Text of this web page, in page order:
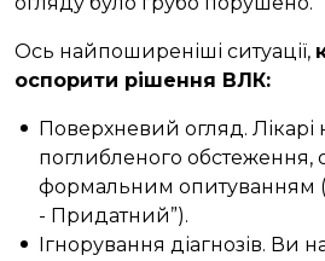
Ось найпоширеніші ситуації,
оспорити рішення ВЛК:
Поверхневий огляд. Лікарі
поглибленого
формальним опитуванням
- Придатний”).
Ігнорування діагнозів. Ви